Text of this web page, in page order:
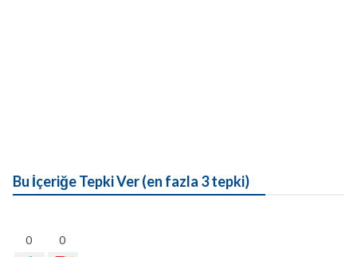
Bu İçeriğe Tepki Ver (en fazla 3 tepki)
0 0